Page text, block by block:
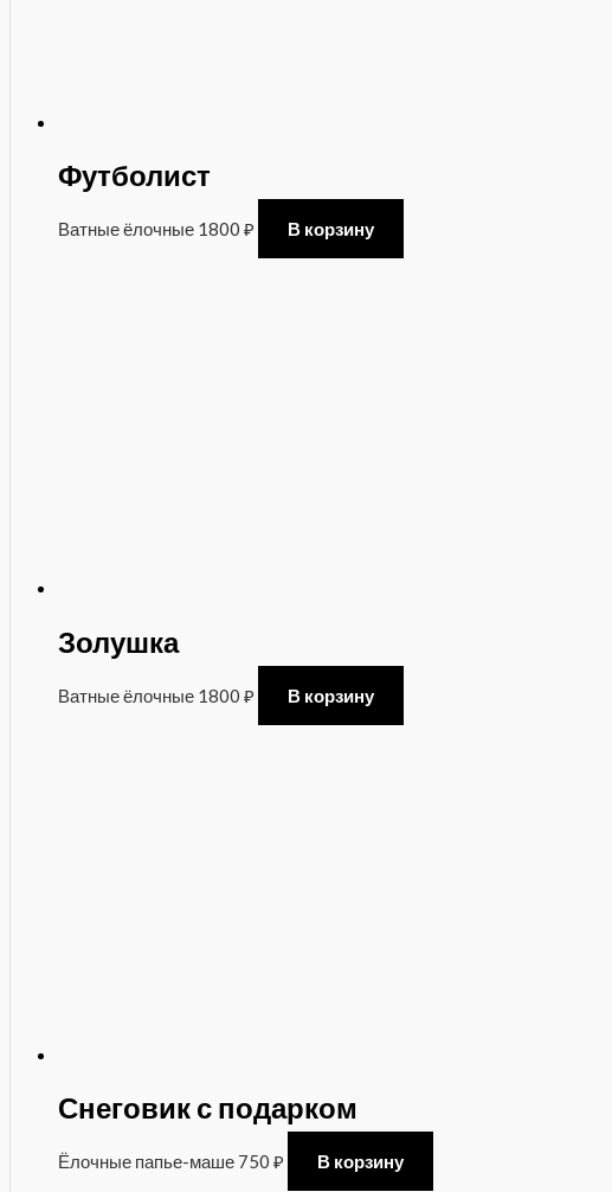
Футболист
Ватные ёлочные 1800 ₽ В корзину
Золушка
Ватные ёлочные 1800 ₽ В корзину
Снеговик с подарком
Ёлочные папье-маше 750 ₽ В корзину